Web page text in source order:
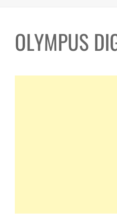
OLYMPUS